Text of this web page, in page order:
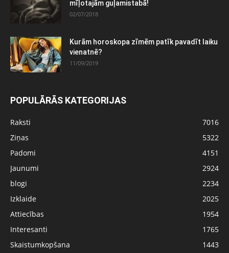
mīļotajām guļamistabā!
02/07/2018
Kurām horoskopa zīmēm patīk pavadīt laiku
vienatnē?
11/09/2019
POPULĀRĀS KATEGORIJAS
Raksti
7016
Ziņas
5322
Padomi
4151
Jaunumi
2924
blogi
2234
Izklaide
2025
Attiecības
1954
Interesanti
1765
Skaistumkopšana
1443